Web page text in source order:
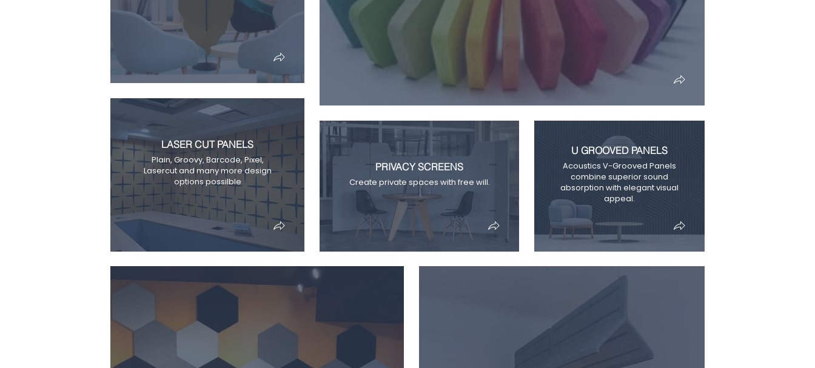
LASER CUT PANELS
Plain, Groovy, Barcode, Pixel,
Lasercut and many more design
options possilble
PRIVACY SCREENS
Create private spaces with free will.
U GROOVED PANELS
Acoustics V-Grooved Panels
combine superior sound
absorption with elegant visual
appeal.